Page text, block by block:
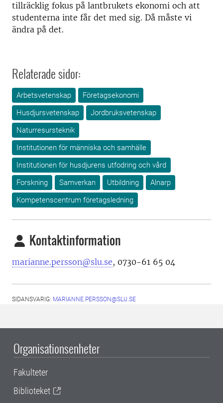
tillräcklig fokus på lantbrukets ekonomi och att
studenterna inte får det med sig. Då måste vi
ändra på det.
Relaterade sidor:
Arbetsvetenskap
Företagsekonomi
Husdjursvetenskap
Jordbruksvetenskap
Naturresursteknik
Institutionen för människa och samhälle
Institutionen för husdjurens utfodring och vård
Forskning
Samverkan Utbildning
Alnarp
Kompetenscentrum företagsledning
Kontaktinformation
marianne.persson@slu.se, 0730-61 65 04
SIDANSVARIG: MARIANNE.PERSSON@SLU.SE
Organisationsenheter
Fakulteter
Biblioteket